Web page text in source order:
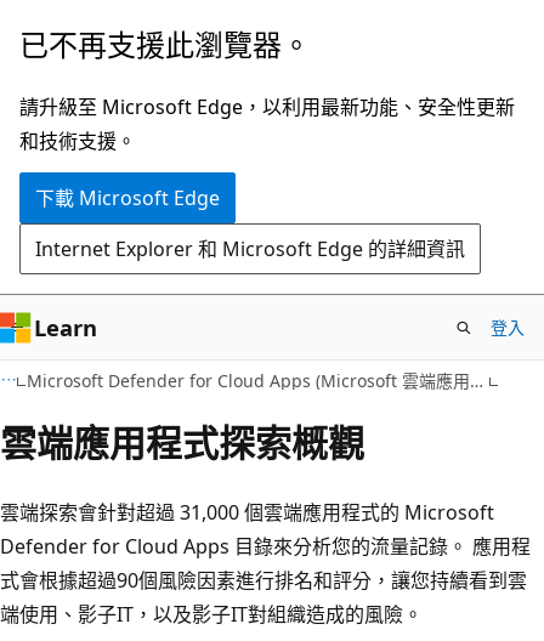
跳
主
要
內
已不再支援此瀏覽器。
請升級至 Microsoft Edge，以利用最新功能、安全性更新
和技術支援。
下載 Microsoft Edge
Internet Explorer 和 Microsoft Edge 的詳細資訊
Learn 登入
Microsoft Defender for Cloud Apps (Microsoft 雲端應用程式防護)
雲端應用程式探索概觀
雲端探索會針對超過 31,000 個雲端應用程式的 Microsoft
Defender for Cloud Apps 目錄來分析您的流量記錄。 應用程
式會根據超過90個風險因素進行排名和評分，讓您持續看到雲
端使用、影子IT，以及影子IT對組織造成的風險。